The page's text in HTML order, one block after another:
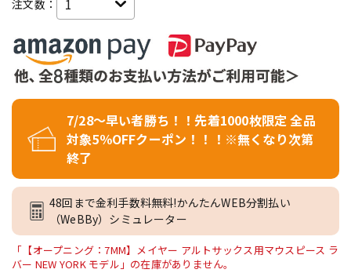
注文数：
7/28～早い者勝ち！！先着1000枚限定 全品
対象5％OFFクーポン！！！※無くなり次第
終了
48回まで金利手数料無料!かんたんWEB分割払い
（WeBBy）シミュレーター
「【オープニング：7MM】メイヤー アルトサックス用マウスピース ラ
バー NEW YORK モデル」の在庫がありません。